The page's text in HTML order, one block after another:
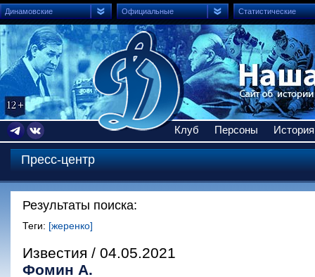
Динамовские Официальные Статистические
Клуб Персоны История
Пресс-центр
Результаты поиска:
Теги: [жеренко]
Известия / 04.05.2021
Фомин А.